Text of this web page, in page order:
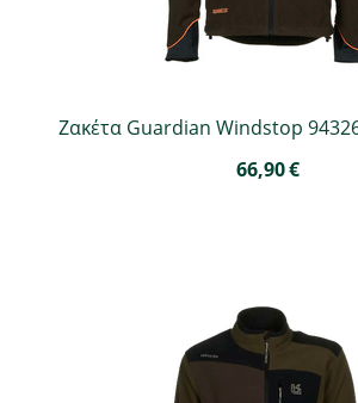
Ζακέτα Guardian Windstop
66,90€